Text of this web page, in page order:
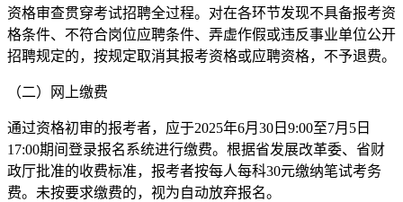
资格审查贯穿考试招聘全过程。对在各环节发现不具备报考资
格条件、不符合岗位应聘条件、弄虚作假或违反事业单位公开
招聘规定的，按规定取消其报考资格或应聘资格，不予退费。
（二）网上缴费
通过资格初审的报考者，应于2025年6月30日9:00至7月5日
17:00期间登录报名系统进行缴费。根据省发展改革委、省财
政厅批准的收费标准，报考者按每人每科30元缴纳笔试考务
费。未按要求缴费的，视为自动放弃报名。